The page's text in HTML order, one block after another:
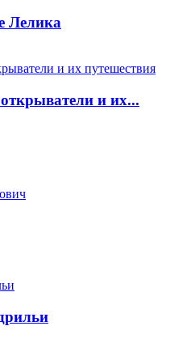
Лелика
и их...